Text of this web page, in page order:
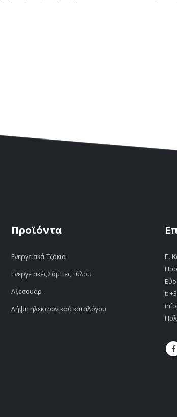
Προϊόντα
Ενεργειακά Τζάκια
Ενεργειακές Σόμπες Ξύλου
Αξεσουάρ
Λήψη ηλεκτρονικού καταλόγου
Γ.
t: